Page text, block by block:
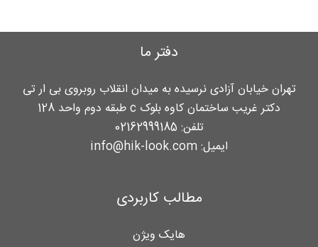
دفتر ما
تهران خیابان آزادی نرسیده به میدان انقلاب روبروی بی ار تی
دکتر غریب ساختمان کاوه بلوک c طبقه دوم واحد 128
تلفن: 02162999185
ایمیل: info@hik-look.com
مطالب کاربردی
هایک ویژن